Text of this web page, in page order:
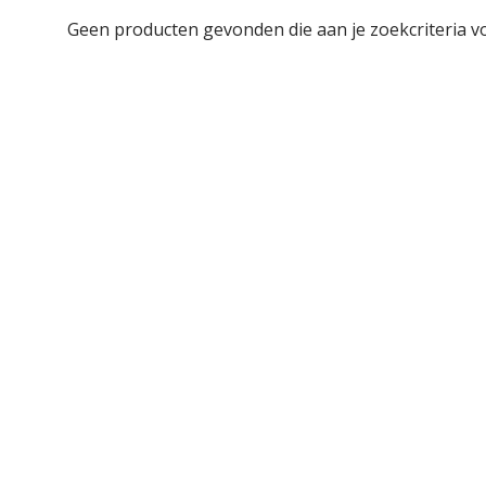
Geen producten gevonden die aan je zoekcriteria